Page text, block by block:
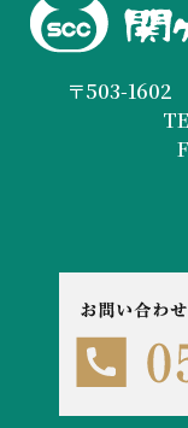
〒503-1602